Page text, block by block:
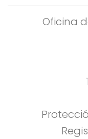
Oficina